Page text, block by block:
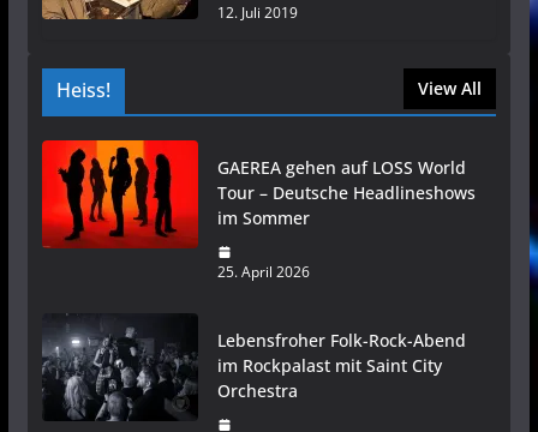
12. Juli 2019
Heiss! View All
GAEREA gehen auf LOSS World
Tour – Deutsche Headlineshows
im Sommer
25. April 2026
Lebensfroher Folk-Rock-Abend
im Rockpalast mit Saint City
Orchestra